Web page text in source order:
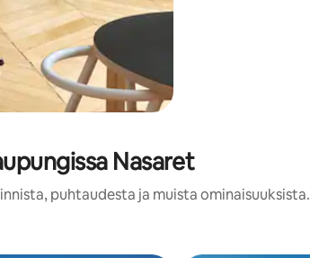
Nasaret
puhtaudesta ja muista ominaisuuksista.